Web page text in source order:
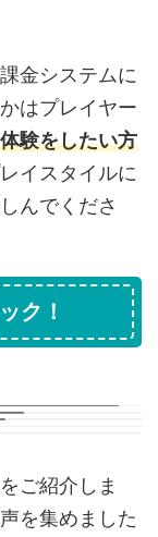
金システムに
はプレイヤー
験をしたい方
イスタイルに
んでくださ
ク！
ご紹介しま
を集めました